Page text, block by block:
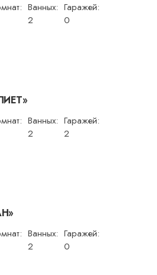
Ванных:
2
Гаражей:
0
Ванных:
2
Гаражей:
2
Ванных:
2
Гаражей:
0